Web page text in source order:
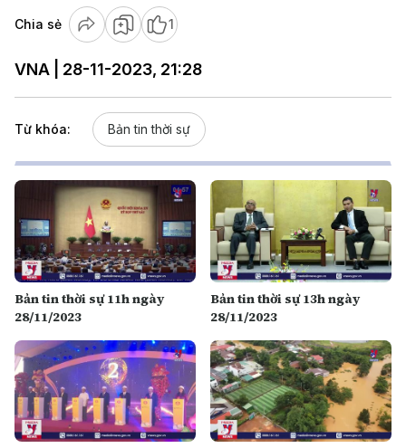
Chia sẻ 1
VNA | 28-11-2023, 21:28
Từ khóa: Bản tin thời sự
Bản tin thời sự 11h ngày
28/11/2023
Bản tin thời sự 13h ngày
28/11/2023